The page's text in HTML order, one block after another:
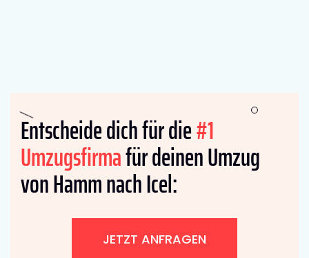
Entscheide dich für die#1
Umzugsfirmafür deinen Umzug
von Hamm nach Icel:
JETZT ANFRAGEN